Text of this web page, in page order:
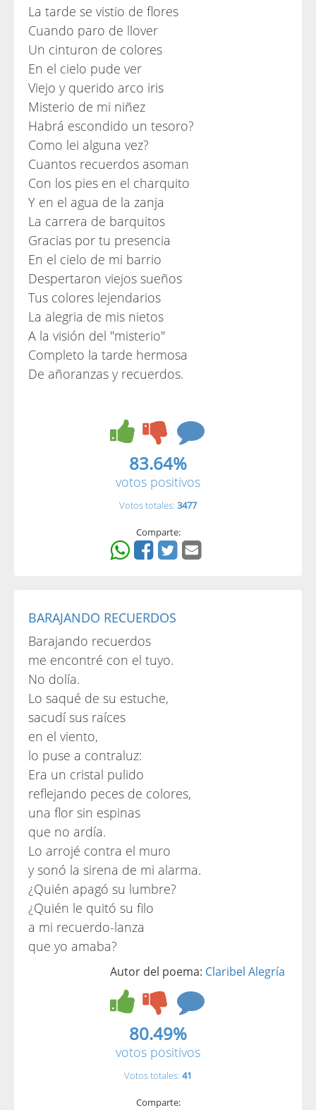
La tarde se vistio de flores
Cuando paro de llover
Un cinturon de colores
En el cielo pude ver
Viejo y querido arco iris
Misterio de mi niñez
Habrá escondido un tesoro?
Como lei alguna vez?
Cuantos recuerdos asoman
Con los pies en el charquito
Y en el agua de la zanja
La carrera de barquitos
Gracias por tu presencia
En el cielo de mi barrio
Despertaron viejos sueños
Tus colores lejendarios
La alegria de mis nietos
A la visión del "misterio"
Completo la tarde hermosa
De añoranzas y recuerdos.
83.64%
votos positivos
Votos totales: 3477
Comparte:
BARAJANDO RECUERDOS
Barajando recuerdos
me encontré con el tuyo.
No dolía.
Lo saqué de su estuche,
sacudí sus raíces
en el viento,
lo puse a contraluz:
Era un cristal pulido
reflejando peces de colores,
una flor sin espinas
que no ardía.
Lo arrojé contra el muro
y sonó la sirena de mi alarma.
¿Quién apagó su lumbre?
¿Quién le quitó su filo
a mi recuerdo-lanza
que yo amaba?
Autor del poema: Claribel Alegría
80.49%
votos positivos
Votos totales: 41
Comparte: